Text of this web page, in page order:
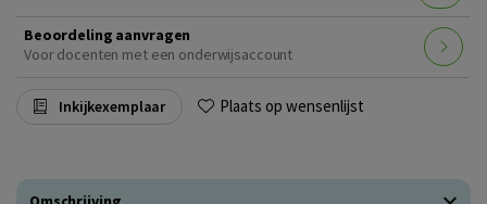
Beoordeling aanvragen
Voor docenten met een onderwijsaccount
Inkijkexemplaar Plaats op wensenlijst